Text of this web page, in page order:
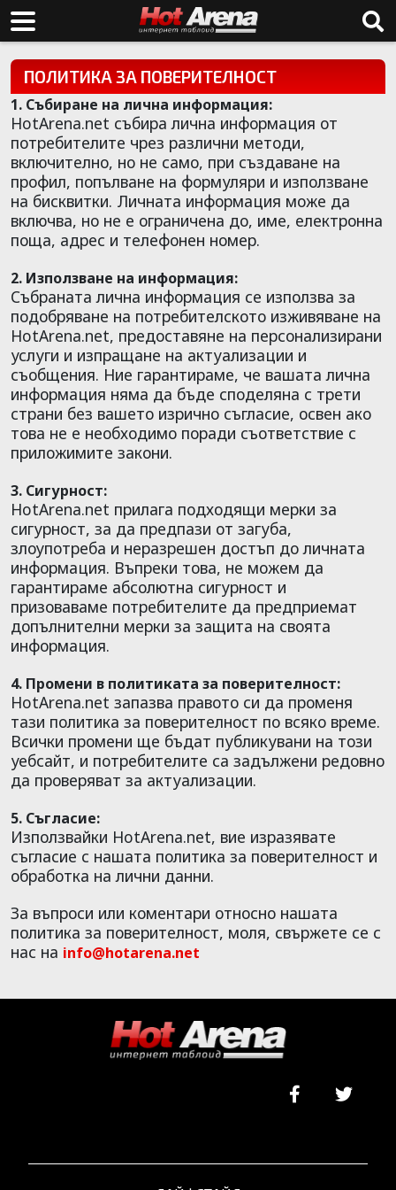
ПОЛИТИКА ЗА ПОВЕРИТЕЛНОСТ
1. Събиране на лична информация:
HotArena.net събира лична информация от
потребителите чрез различни методи,
включително, но не само, при създаване на
профил, попълване на формуляри и използване
на бисквитки. Личната информация може да
включва, но не е ограничена до, име, електронна
поща, адрес и телефонен номер.
2. Използване на информация:
Събраната лична информация се използва за
подобряване на потребителското изживяване на
HotArena.net, предоставяне на персонализирани
услуги и изпращане на актуализации и
съобщения. Ние гарантираме, че вашата лична
информация няма да бъде споделяна с трети
страни без вашето изрично съгласие, освен ако
това не е необходимо поради съответствие с
приложимите закони.
3. Сигурност:
HotArena.net прилага подходящи мерки за
сигурност, за да предпази от загуба,
злоупотреба и неразрешен достъп до личната
информация. Въпреки това, не можем да
гарантираме абсолютна сигурност и
призоваваме потребителите да предприемат
допълнителни мерки за защита на своята
информация.
4. Промени в политиката за поверителност:
HotArena.net запазва правото си да променя
тази политика за поверителност по всяко време.
Всички промени ще бъдат публикувани на този
уебсайт, и потребителите са задължени редовно
да проверяват за актуализации.
5. Съгласие:
Използвайки HotArena.net, вие изразявате
съгласие с нашата политика за поверителност и
обработка на лични данни.
За въпроси или коментари относно нашата
политика за поверителност, моля, свържете се с
нас на info@hotarena.net